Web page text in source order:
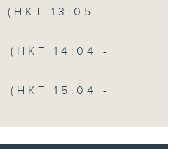
(HKT 13:05 -
(HKT 14:04 -
(HKT 15:04 -